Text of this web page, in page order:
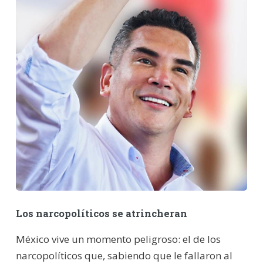
Los narcopolíticos se atrincheran
México vive un momento peligroso: el de los
narcopolíticos que, sabiendo que le fallaron al